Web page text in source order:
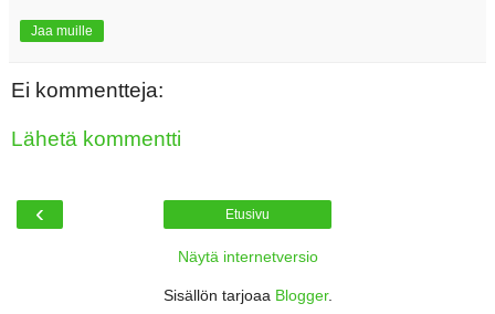
Jaa muille
Ei kommentteja:
Lähetä kommentti
‹ Etusivu
Näytä internetversio
Sisällön tarjoaa Blogger.